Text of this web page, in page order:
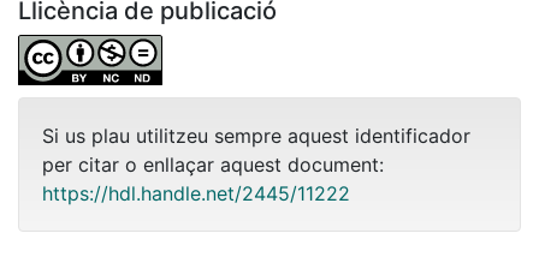
Llicència de publicació
Si us plau utilitzeu sempre aquest identificador
per citar o enllaçar aquest document:
https://hdl.handle.net/2445/11222